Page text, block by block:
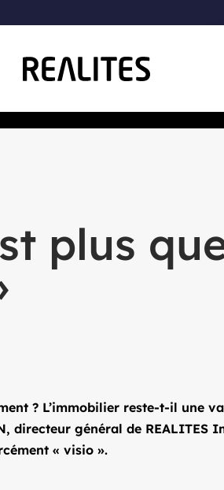
plus
? L’immobilier reste-t-il une
directeur général de
« visio ».